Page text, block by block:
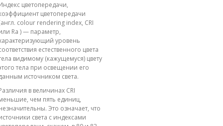
цветопередачи,
цветопередачи
colour rendering index, CRI
Ra ) — параметр,
уровень
естественного цвета
видимому (кажущемуся) цвету
тела при освещении его
источником света.
в величинах CRI
чем пять единиц,
Это означает, что
света с индексами